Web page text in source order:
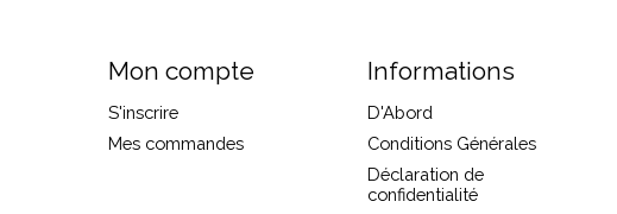
Mon compte
S'inscrire
Mes commandes
Informations
D'Abord
Conditions Générales
Déclaration de
confidentialité